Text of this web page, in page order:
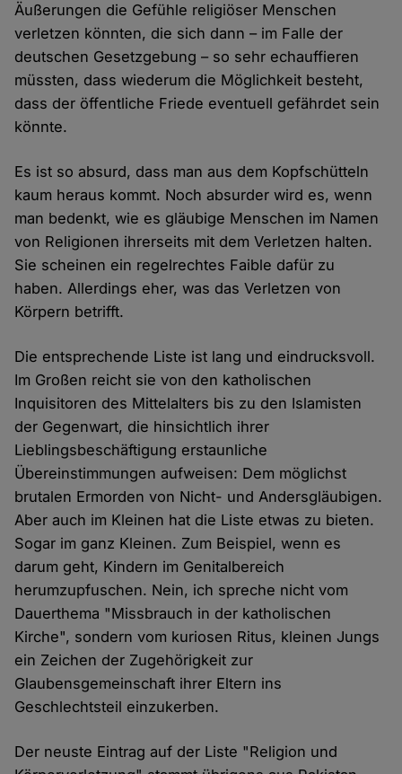
Äußerungen die Gefühle religiöser Menschen
verletzen könnten, die sich dann – im Falle der
deutschen Gesetzgebung – so sehr echauffieren
müssten, dass wiederum die Möglichkeit besteht,
dass der öffentliche Friede eventuell gefährdet sein
könnte.
Es ist so absurd, dass man aus dem Kopfschütteln
kaum heraus kommt. Noch absurder wird es, wenn
man bedenkt, wie es gläubige Menschen im Namen
von Religionen ihrerseits mit dem Verletzen halten.
Sie scheinen ein regelrechtes Faible dafür zu
haben. Allerdings eher, was das Verletzen von
Körpern betrifft.
Die entsprechende Liste ist lang und eindrucksvoll.
Im Großen reicht sie von den katholischen
Inquisitoren des Mittelalters bis zu den Islamisten
der Gegenwart, die hinsichtlich ihrer
Lieblingsbeschäftigung erstaunliche
Übereinstimmungen aufweisen: Dem möglichst
brutalen Ermorden von Nicht- und Andersgläubigen.
Aber auch im Kleinen hat die Liste etwas zu bieten.
Sogar im ganz Kleinen. Zum Beispiel, wenn es
darum geht, Kindern im Genitalbereich
herumzupfuschen. Nein, ich spreche nicht vom
Dauerthema "Missbrauch in der katholischen
Kirche", sondern vom kuriosen Ritus, kleinen Jungs
ein Zeichen der Zugehörigkeit zur
Glaubensgemeinschaft ihrer Eltern ins
Geschlechtsteil einzukerben.
Der neuste Eintrag auf der Liste "Religion und